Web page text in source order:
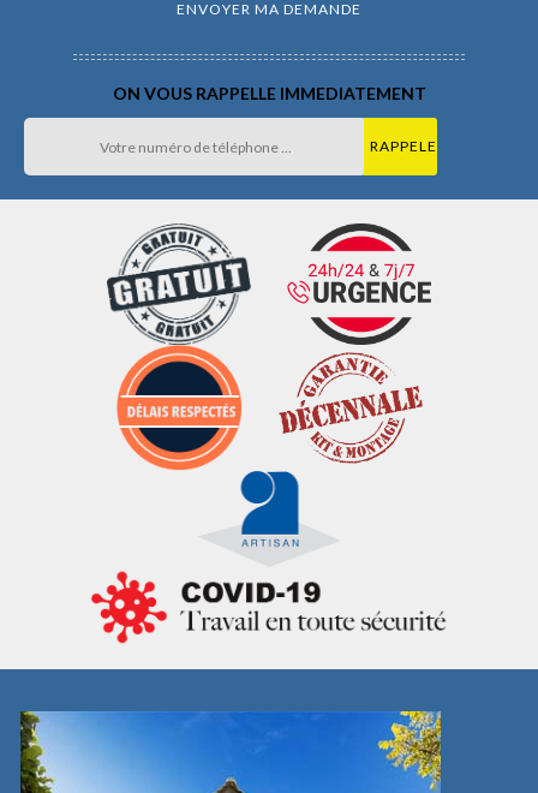
ON VOUS RAPPELLE IMMEDIATEMENT